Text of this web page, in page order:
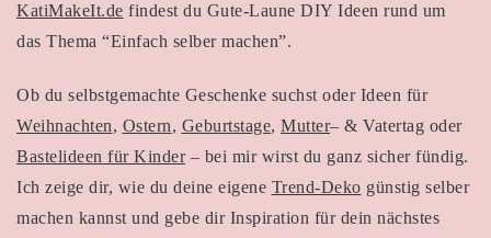
KatiMakeIt.de findest du Gute-Laune DIY Ideen rund um
das Thema “Einfach selber machen”.
Ob du selbstgemachte Geschenke suchst oder Ideen für
Weihnachten, Ostern, Geburtstage, Mutter– & Vatertag oder
Bastelideen für Kinder– bei mir wirst du ganz sicher fündig.
Ich zeige dir, wie du deine eigene Trend-Deko günstig selber
machen kannst und gebe dir Inspiration für dein nächstes